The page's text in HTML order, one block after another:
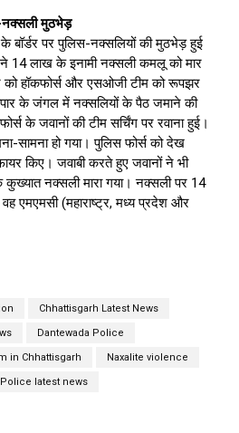
नक्सली मुठभेड़
बॉर्डर पर पुलिस-नक्सलियों की मुठभेड़ हुई
ने 14 लाख के इनामी नक्सली कमलू को मार
को हॉकफोर्स और एसओजी टीम को रूपझर
के जंगल में नक्सलियों के पैठ जमाने की
के जवानों की टीम सर्चिंग पर रवाना हुई।
सामना हो गया। पुलिस फोर्स को देख
किए। जवाबी करते हुए जवानों ने भी
नक्सली मारा गया। नक्सली पर 14
एमएमसी (महाराष्ट्र, मध्य प्रदेश और
Chhattisgarh Latest News
Dantewada Police
in Chhattisgarh Naxalite violence
Police latest news